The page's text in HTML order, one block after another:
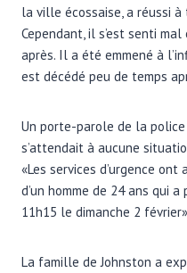
la ville écossaise, a réussi
Cependant, il s’est senti
après. Il a été emmené à
est décédé peu de temps
Un porte-parole de la police
s’attendait à aucune
«Les services d’urgence
d’un homme de 24 ans qui
11h15 le dimanche 2
La famille de Johnston a